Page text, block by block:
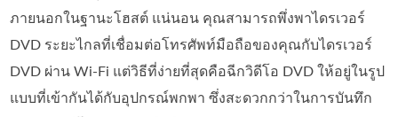
ภายนอกในฐานะโฮสต์ แน่นอน คุณสามารถพึ่งพาไดรเวอร์
DVD ระยะไกลที่เชื่อมต่อโทรศัพท์มือถือของคุณกับไดรเวอร์
DVD ผ่าน Wi-Fi แต่วิธีที่ง่ายที่สุดคือฉีกวิดีโอ DVD ให้อยู่ในรูป
แบบที่เข้ากันได้กับอุปกรณ์พกพา ซึ่งสะดวกกว่าในการบันทึก